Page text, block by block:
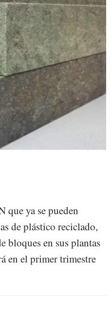
que ya se pueden
de plástico reciclado,
bloques en sus plantas
en el primer trimestre